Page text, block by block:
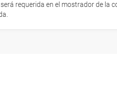
requerida en el mostrador de la